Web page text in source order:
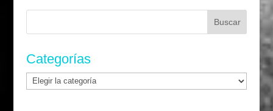
Categorías
Categorías